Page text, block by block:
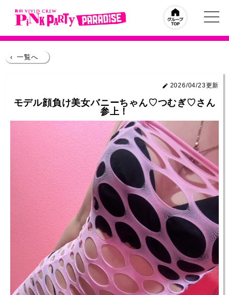
‹ 一覧へ
2026/04/23更新
モデル顔負け美女バニーちゃん♡つむぎ♡さん
参上！